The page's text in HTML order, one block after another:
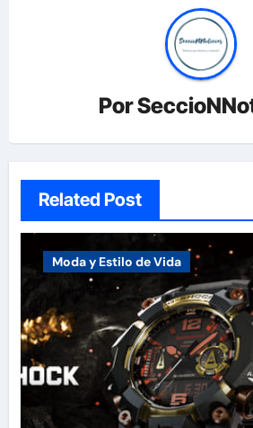
Por
Related Post
Moda y Estilo de Vida